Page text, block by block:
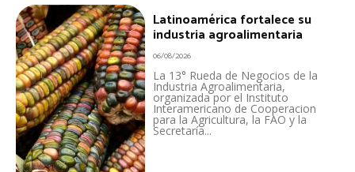
Latinoamérica fortalece su
industria agroalimentaria
06/08/2026
La 13° Rueda de Negocios de la
Industria Agroalimentaria,
organizada por el Instituto
Interamericano de Cooperacion
para la Agricultura, la FAO y la
Secretaría...